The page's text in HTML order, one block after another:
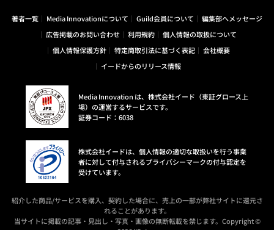
著者一覧 Media Innovationについて Guild会員について
編集部へメッセージ
広告掲載のお問い合わせ
利用規約
個人情報の取扱について
個人情報保護方針
特定商取引法に基づく表記
会社概要
イードからのリリース情報
Media Innovation は、株式会社イード（東証グロース上
場）の運営するサービスです。
証券コード：6038
株式会社イードは、個人情報の適切な取扱いを行う事業
者に対して付与されるプライバシーマークの付与認定を
受けています。
紹介した商品/サービスを購入、契約した場合に、売上の一部が弊社サイトに還元さ
れることがあります。
当サイトに掲載の記事・見出し・写真・画像の無断転載を禁じます。Copyright ©